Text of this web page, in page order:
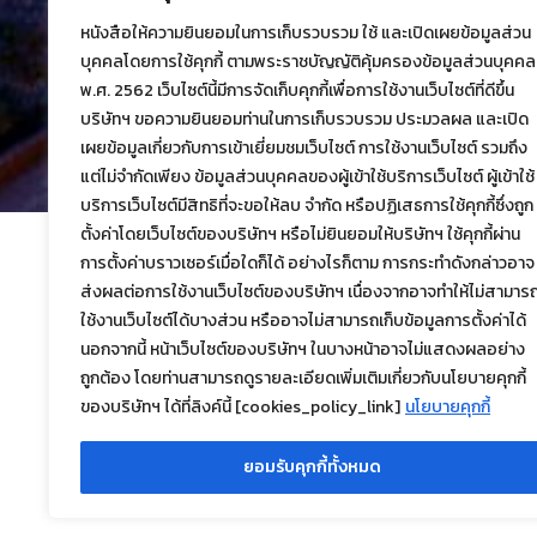
หนังสือให้ความยินยอมในการเก็บรวบรวม ใช้ และเปิดเผยข้อมูลส่วน
บุคคลโดยการใช้คุกกี้ ตามพระราชบัญญัติคุ้มครองข้อมูลส่วนบุคคล
พ.ศ. 2562 เว็บไซต์นี้มีการจัดเก็บคุกกี้เพื่อการใช้งานเว็บไซต์ที่ดีขึ้น
บริษัทฯ ขอความยินยอมท่านในการเก็บรวบรวม ประมวลผล และเปิด
เผยข้อมูลเกี่ยวกับการเข้าเยี่ยมชมเว็บไซต์ การใช้งานเว็บไซต์ รวมถึง
แต่ไม่จำกัดเพียง ข้อมูลส่วนบุคคลของผู้เข้าใช้บริการเว็บไซต์ ผู้เข้าใช้
บริการเว็บไซต์มีสิทธิที่จะขอให้ลบ จำกัด หรือปฏิเสธการใช้คุกกี้ซึ่งถูก
ตั้งค่าโดยเว็บไซต์ของบริษัทฯ หรือไม่ยินยอมให้บริษัทฯ ใช้คุกกี้ผ่าน
การตั้งค่าบราวเซอร์เมื่อใดก็ได้ อย่างไรก็ตาม การกระทำดังกล่าวอาจ
ส่งผลต่อการใช้งานเว็บไซต์ของบริษัทฯ เนื่องจากอาจทำให้ไม่สามาร
ใช้งานเว็บไซต์ได้บางส่วน หรืออาจไม่สามารถเก็บข้อมูลการตั้งค่าได้
นอกจากนี้ หน้าเว็บไซต์ของบริษัทฯ ในบางหน้าอาจไม่แสดงผลอย่าง
ถูกต้อง โดยท่านสามารถดูรายละเอียดเพิ่มเติมเกี่ยวกับนโยบายคุกกี้
ของบริษัทฯ ได้ที่ลิงค์นี้ [cookies_policy_link] นโยบายคุกกี้
ยอมรับคุกกี้ทั้งหมด
คณะกรรมการบริ